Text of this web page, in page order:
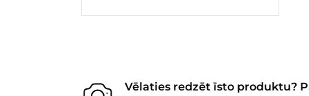
Vēlaties redzēt īsto produktu?